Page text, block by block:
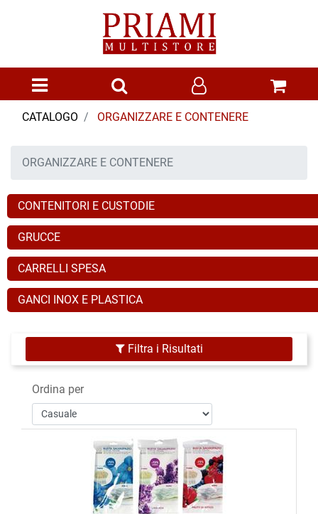
Open menu
CATALOGO ORGANIZZARE E CONTENERE
ORGANIZZARE E CONTENERE
CONTENITORI E CUSTODIE
GRUCCE
CARRELLI SPESA
GANCI INOX E PLASTICA
Filtra i Risultati
Ordina per